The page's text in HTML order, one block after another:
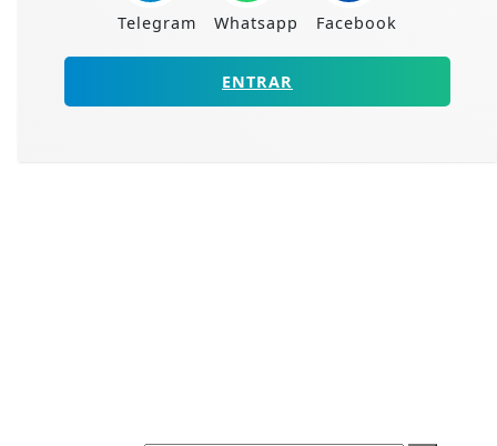
Telegram Whatsapp Facebook
ENTRAR